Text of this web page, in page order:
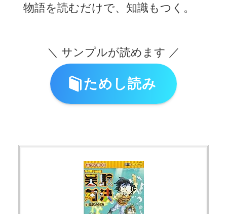
物語を読むだけで、知識もつく。
＼ サンプルが読めます ／
ためし読み